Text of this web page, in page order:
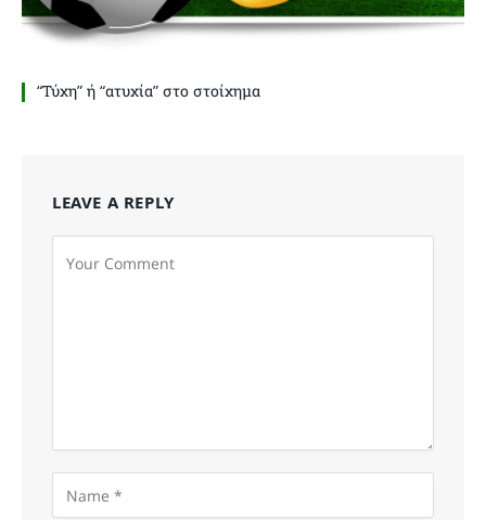
“Τύχη” ή “ατυχία” στο στοίχημα
LEAVE A REPLY